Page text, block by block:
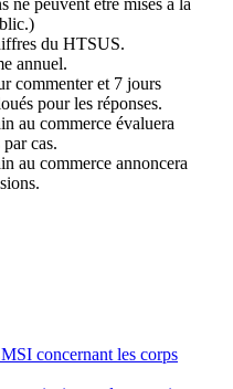
ne peuvent être mises à la
du HTSUS.
annuel.
commenter et 7 jours
pour les réponses.
au commerce évaluera
cas.
au commerce annoncera
concernant les corps